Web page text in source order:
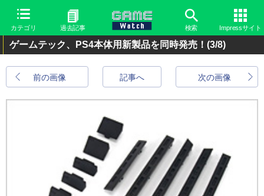
カテゴリ 過去記事 検索 Impressサイト
ゲームテック、PS4本体用新製品を同時発売！ (3/8)
前の画像 次の画像
記事へ